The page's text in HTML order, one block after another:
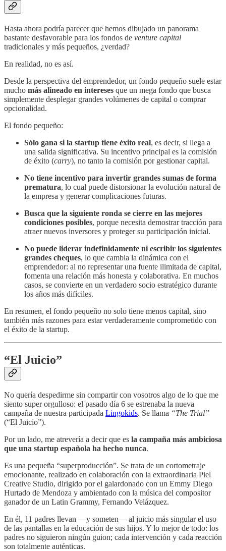
Hasta ahora podría parecer que hemos dibujado un panorama
bastante desfavorable para los fondos de venture capital
tradicionales y más pequeños, ¿verdad?
En realidad, no es así.
Desde la perspectiva del emprendedor, un fondo pequeño suele estar
mucho más alineado en intereses que un mega fondo que busca
simplemente desplegar grandes volúmenes de capital o comprar
opcionalidad.
El fondo pequeño:
Sólo gana si la startup tiene éxito real, es decir, si llega a
una salida significativa. Su incentivo principal es la comisión
de éxito (carry), no tanto la comisión por gestionar capital.
No tiene incentivo para invertir grandes sumas de forma
prematura, lo cual puede distorsionar la evolución natural de
la empresa y generar complicaciones futuras.
Busca que la siguiente ronda se cierre en las mejores
condiciones posibles, porque necesita demostrar tracción para
atraer nuevos inversores y proteger su participación inicial.
No puede liderar indefinidamente ni escribir los siguientes
grandes cheques, lo que cambia la dinámica con el
emprendedor: al no representar una fuente ilimitada de capital,
fomenta una relación más honesta y colaborativa. En muchos
casos, se convierte en un verdadero socio estratégico durante
los años más difíciles.
En resumen, el fondo pequeño no solo tiene menos capital, sino
también más razones para estar verdaderamente comprometido con
el éxito de la startup.
“El Juicio”
No quería despedirme sin compartir con vosotros algo de lo que me
siento super orgulloso: el pasado día 6 se estrenaba la nueva
campaña de nuestra participada Lingokids. Se llama “The Trial”
(“El Juicio”).
Por un lado, me atrevería a decir que es la campaña más ambiciosa
que una startup española ha hecho nunca.
Es una pequeña “superproducción”. Se trata de un cortometraje
emocionante, realizado en colaboración con la extraordinaria Piel
Creative Studio, dirigido por el galardonado con un Emmy Diego
Hurtado de Mendoza y ambientado con la música del compositor
ganador de un Latin Grammy, Fernando Velázquez.
En él, 11 padres llevan —y someten— al juicio más singular el uso
de las pantallas en la educación de sus hijos. Y lo mejor de todo: los
padres no siguieron ningún guion; cada intervención y cada reacción
son totalmente auténticas.